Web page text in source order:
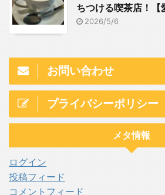
ちつける喫茶店！【
2026/5/6
お問い合わせ
プライバシーポリシー
メタ情報
ログイン
投稿フィード
コメントフィード